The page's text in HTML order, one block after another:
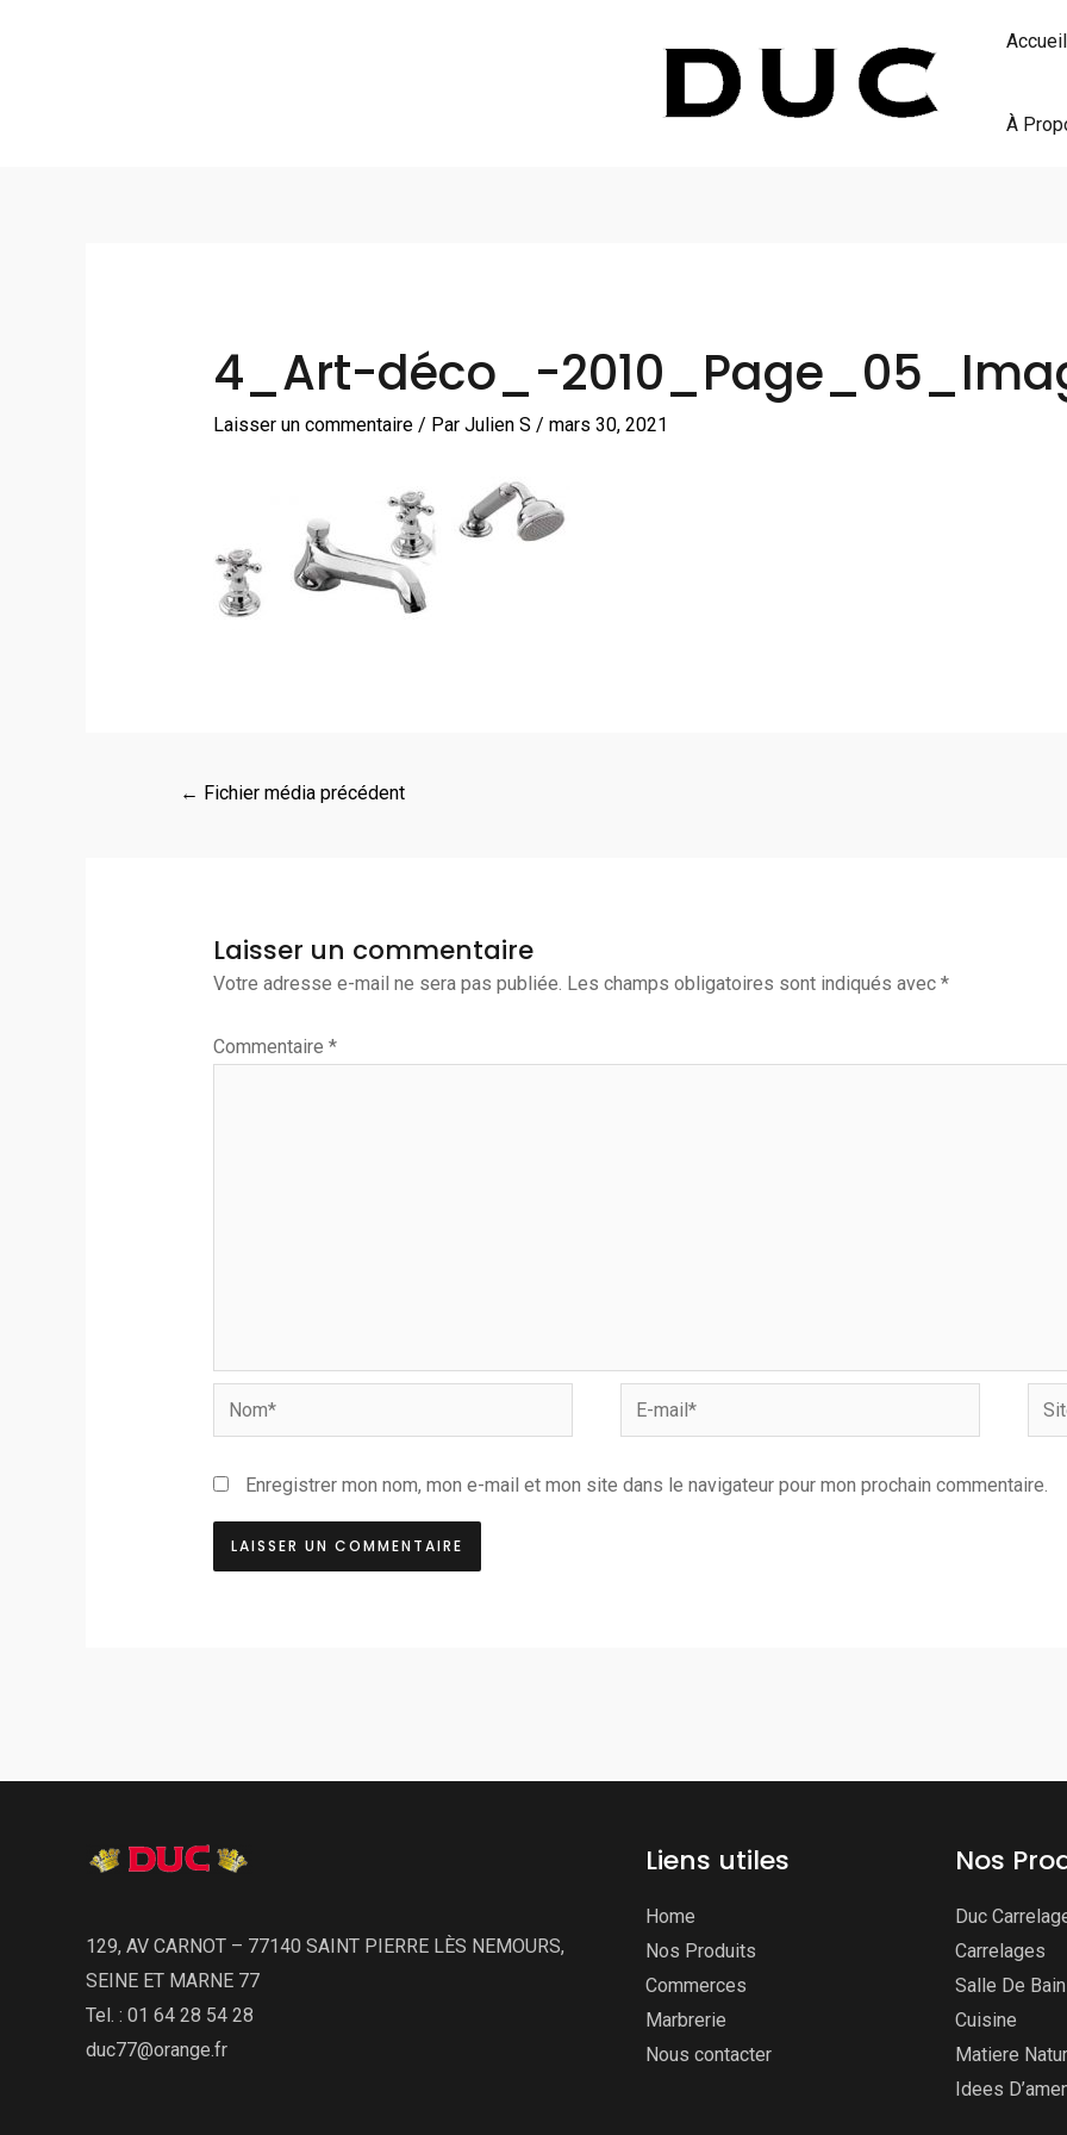
Accueil
À
4_Art-déco_-
Laisser un commentaire / Par Julien S / mars 30, 2021
← Fichier média précédent
Laisser un commentaire
Votre adresse e-mail ne sera pas publiée. Les champs obligatoires sont indiqués avec *
Commentaire *
Nom*
mail*
Site
Enregistrer mon nom, mon e-mail et mon site dans le navigateur pour mon prochain commentaire.
129, AV CARNOT – 77140 SAINT PIERRE LÈS NEMOURS,
SEINE ET MARNE 77
Tel. : 01 64 28 54 28
duc77@orange.fr
Liens utiles
Home
Nos Produits
Commerces
Marbrerie
Nous contacter
Nos
Duc
Carrelages
Salle De
Cuisine
Matiere
Idees